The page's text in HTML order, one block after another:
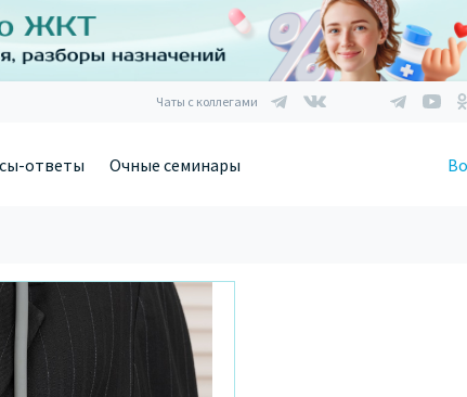
Чаты с коллегами
ответы Очные семинары